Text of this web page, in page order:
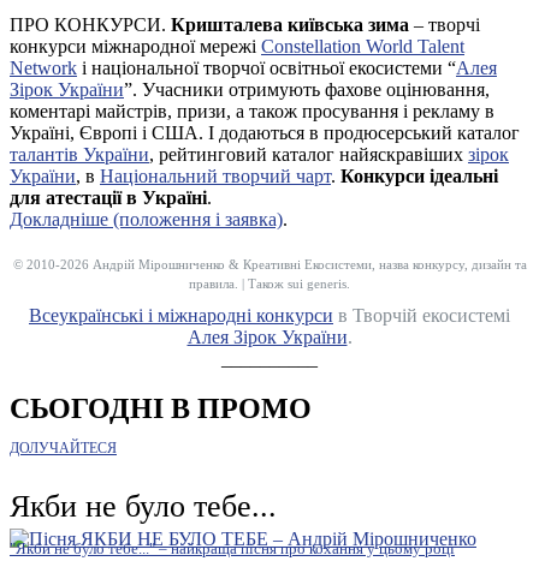
ПРО КОНКУРСИ. Кришталева київська зима – творчі
конкурси міжнародної мережі Constellation World Talent
Network і національної творчої освітньої екосистеми “Алея
Зірок України”. Учасники отримують фахове оцінювання,
коментарі майстрів, призи, а також просування і рекламу в
Україні, Європі і США. І додаються в продюсерський каталог
талантів України, рейтинговий каталог найяскравіших зірок
України, в Національний творчий чарт. Конкурси ідеальні
для атестації в Україні.
Докладніше (положення і заявка).
© 2010-2026 Андрій Мірошниченко & Креативні Екосистеми, назва конкурсу, дизайн та
правила. | Також sui generis.
Всеукраїнські і міжнародні конкурси в Творчій екосистемі
Алея Зірок України.
СЬОГОДНІ В ПРОМО
ДОЛУЧАЙТЕСЯ
Якби не було тебе...
"Якби не було тебе..." – найкраща пісня про кохання у цьому році